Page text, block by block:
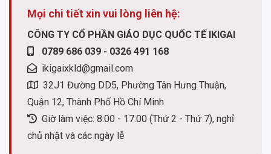
Mọi chi tiết xin vui lòng liên hệ:
CÔNG TY CỔ PHẦN GIÁO DỤC QUỐC TẾ IKIGAI
0789 686 039 - 0326 491 168
ikigaixkld@gmail.com
32J1 Đường DD5, Phường Tân Hưng Thuận,
Quận 12, Thành Phố Hồ Chí Minh
Giờ làm việc: 8:00 - 17:00 (Thứ 2 - Thứ 7), nghỉ
chủ nhật và các ngày lễ